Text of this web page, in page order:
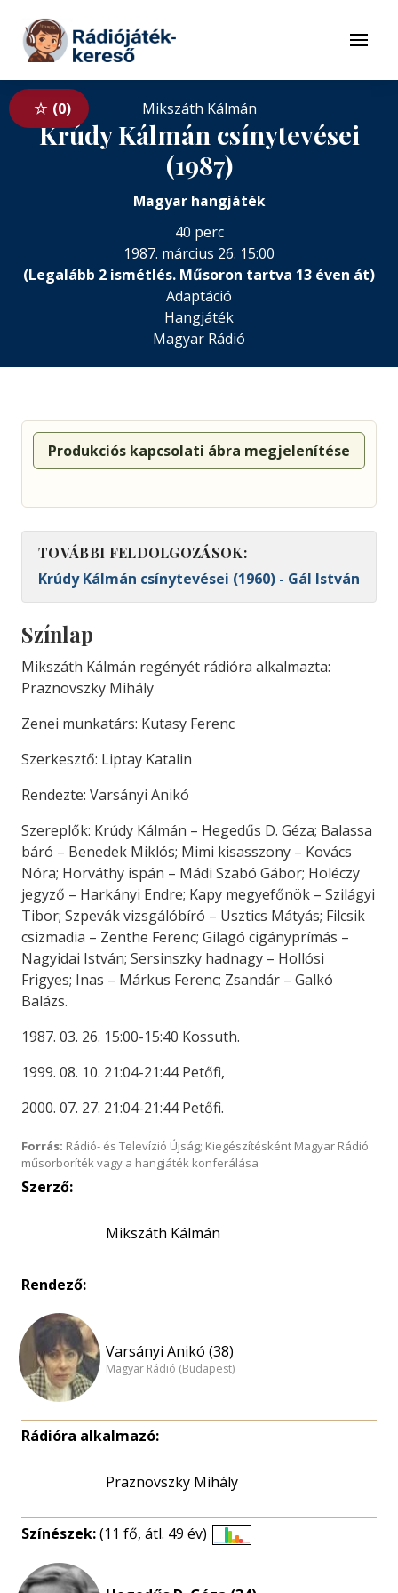
Tovább a tartalomhoz
Menü
0 Mikszáth Kálmán
Krúdy Kálmán csínytevései
(1987)
Magyar hangjáték
40 perc
1987. március 26. 15:00
(Legalább 2 ismétlés. Műsoron tartva 13 éven át)
Adaptáció
Hangjáték
Magyar Rádió
Produkciós kapcsolati ábra megjelenítése
TOVÁBBI FELDOLGOZÁSOK:
Krúdy Kálmán csínytevései (1960) - Gál István
Színlap
Mikszáth Kálmán regényét rádióra alkalmazta:
Praznovszky Mihály
Zenei munkatárs: Kutasy Ferenc
Szerkesztő: Liptay Katalin
Rendezte: Varsányi Anikó
Szereplők: Krúdy Kálmán – Hegedűs D. Géza; Balassa
báró – Benedek Miklós; Mimi kisasszony – Kovács
Nóra; Horváthy ispán – Mádi Szabó Gábor; Holéczy
jegyző – Harkányi Endre; Kapy megyefőnök – Szilágyi
Tibor; Szpevák vizsgálóbíró – Usztics Mátyás; Filcsik
csizmadia – Zenthe Ferenc; Gilagó cigányprímás –
Nagyidai István; Sersinszky hadnagy – Hollósi
Frigyes; Inas – Márkus Ferenc; Zsandár – Galkó
Balázs.
1987. 03. 26. 15:00-15:40 Kossuth.
1999. 08. 10. 21:04-21:44 Petőfi,
2000. 07. 27. 21:04-21:44 Petőfi.
Forrás: Rádió- és Televízió Újság; Kiegészítésként Magyar Rádió
műsorboríték vagy a hangjáték konferálása
Szerző:
Mikszáth Kálmán
Rendező:
Varsányi Anikó (38)
Magyar Rádió (Budapest)
Rádióra alkalmazó:
Praznovszky Mihály
Színészek:(11 fő, átl. 49 év)